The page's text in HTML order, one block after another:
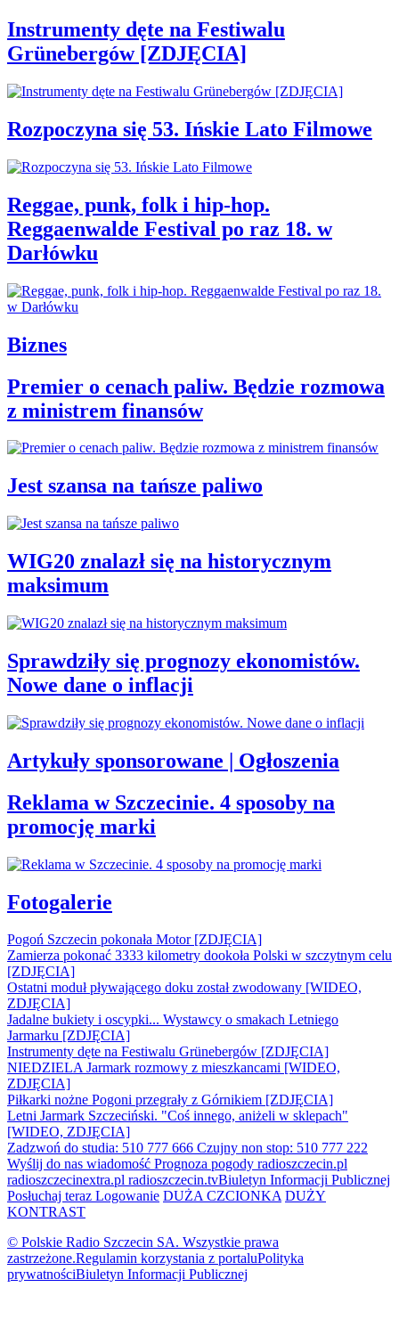
Instrumenty dęte na Festiwalu
Grünebergów [ZDJĘCIA]
Rozpoczyna się 53. Ińskie Lato Filmowe
Reggae, punk, folk i hip-hop.
Reggaenwalde Festival po raz 18. w
Darłówku
Biznes
Premier o cenach paliw. Będzie rozmowa
z ministrem finansów
Jest szansa na tańsze paliwo
WIG20 znalazł się na historycznym
maksimum
Sprawdziły się prognozy ekonomistów.
Nowe dane o inflacji
Artykuły sponsorowane | Ogłoszenia
Reklama w Szczecinie. 4 sposoby na
promocję marki
Fotogalerie
Pogoń Szczecin pokonała Motor [ZDJĘCIA]
Zamierza pokonać 3333 kilometry dookoła Polski w szczytnym celu
[ZDJĘCIA]
Ostatni moduł pływającego doku został zwodowany [WIDEO,
ZDJĘCIA]
Jadalne bukiety i oscypki... Wystawcy o smakach Letniego
Jarmarku [ZDJĘCIA]
Instrumenty dęte na Festiwalu Grünebergów [ZDJĘCIA]
NIEDZIELA Jarmark rozmowy z mieszkancami [WIDEO,
ZDJĘCIA]
Piłkarki nożne Pogoni przegrały z Górnikiem [ZDJĘCIA]
Letni Jarmark Szczeciński. "Coś innego, aniżeli w sklepach"
[WIDEO, ZDJĘCIA]
Zadzwoń do studia: 510 777 666 Czujny non stop: 510 777 222
Wyślij do nas wiadomość Prognoza pogody radioszczecin.pl
radioszczecinextra.pl radioszczecin.tvBiuletyn Informacji Publicznej
Posłuchaj teraz Logowanie DUŻA CZCIONKA DUŻY
KONTRAST
© Polskie Radio Szczecin SA. Wszystkie prawa
zastrzeżone.Regulamin korzystania z portaluPolityka
prywatnościBiuletyn Informacji Publicznej